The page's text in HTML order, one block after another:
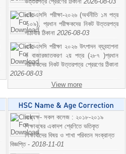
এইচএসসি পরীক্ষা-২০২৬ (অর্থনীতি ১ম পত্র
-১০৯), প্রধান পরীক্ষকদের নিকট উত্তরপত্র
পাঠাবার ঠিকানা 2026-08-03
এইচএসসি পরীক্ষা ২০২৬ উৎপাদন ব্যবন্হাপনা
ও বাজারজাতকরণ ২য় পত্র (২৮৭ )প্রধান
পরীক্ষকদের নিকট উত্তরপত্র প্রেরণের ঠিকানা
2026-08-03
View more
অধ্যক্ষ- সকল কলেজ : ২০১৮-২০১৯
শিক্ষাবষের একাদশ শ্রেণিতে ভতিকৃত
শিক্ষাথীদের বিষয় ও শাখা পরিবতন সংক্রান্ত
বিজ্ঞপ্তি - 2018-11-01